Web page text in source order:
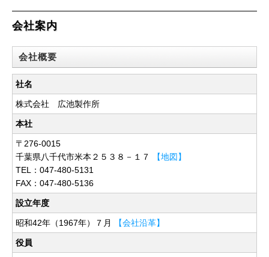
会社案内
会社概要
社名
株式会社 広池製作所
本社
〒276-0015
千葉県八千代市米本２５３８－１７
【地図】
TEL：047-480-5131
FAX：047-480-5136
設立年度
昭和42年（1967年）７月 【会社沿革】
役員